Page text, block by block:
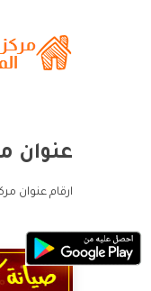
عنوان
ارقام عنوان